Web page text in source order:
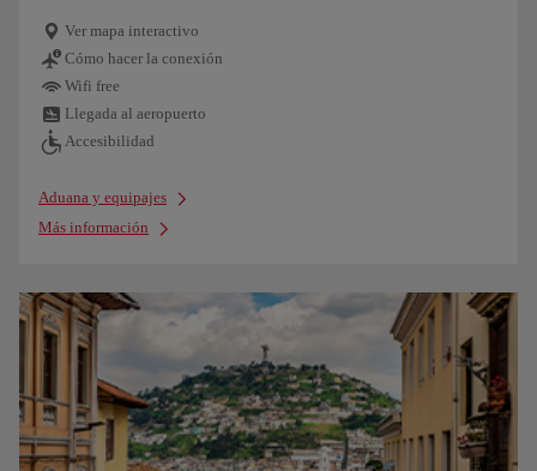
Ver mapa interactivo
Cómo hacer la conexión
Wifi free
Llegada al aeropuerto
Accesibilidad
Aduana y equipajes
Más información